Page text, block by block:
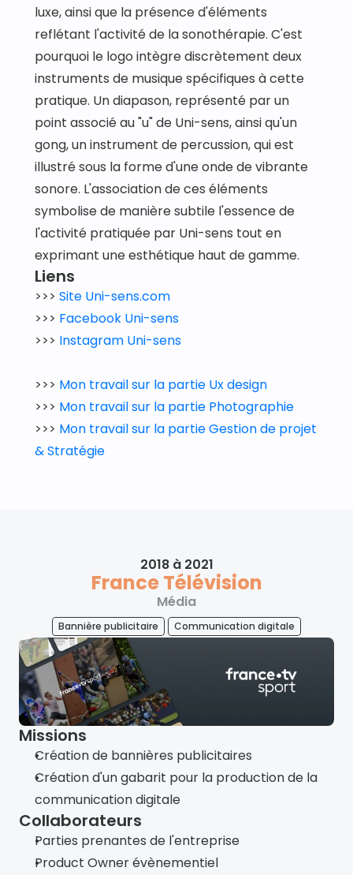
luxe, ainsi que la présence d'éléments
reflétant l'activité de la sonothérapie. C'est
pourquoi le logo intègre discrètement deux
instruments de musique spécifiques à cette
pratique. Un diapason, représenté par un
point associé au "u" de Uni-sens, ainsi qu'un
gong, un instrument de percussion, qui est
illustré sous la forme d'une onde de vibrante
sonore. L'association de ces éléments
symbolise de manière subtile l'essence de
l'activité pratiquée par Uni-sens tout en
exprimant une esthétique haut de gamme.
Liens
>>> Site Uni-sens.com
>>> Facebook Uni-sens
>>> Instagram Uni-sens
>>> Mon travail sur la partie Ux design
>>> Mon travail sur la partie Photographie
>>> Mon travail sur la partie Gestion de projet
& Stratégie
2018 à 2021
France Télévision
Média
Bannière publicitaire Communication digitale
Missions
Création de bannières publicitaires
Création d'un gabarit pour la production de la
communication digitale
Collaborateurs
Parties prenantes de l'entreprise
Product Owner évènementiel